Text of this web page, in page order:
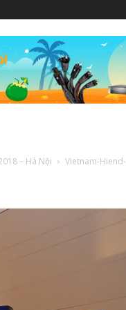
– Hà Nội Vietnam-